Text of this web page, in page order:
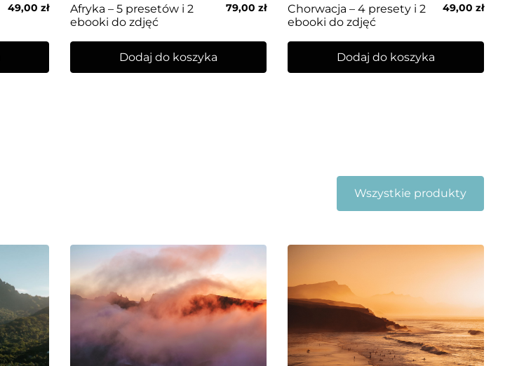
49,00zł
Afryka – 5 presetów i 2
ebooki do zdjęć
79,00zł
Dodaj do koszyka
Chorwacja – 4 presety i 2
ebooki do zdjęć
49,00zł
Dodaj do koszyka
Wszystkie produkty